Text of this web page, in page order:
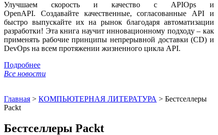
Улучшаем скорость и качество с APIOps и
OpenAPI. Создавайте качественные, согласованные API и
быстро выпускайте их на рынок благодаря автоматизации
разработки! Эта книга научит инновационному подходу – как
применять рабочие принципы непрерывной доставки (CD) и
DevOps на всем протяжении жизненного цикла API.
Подробнее
Все новости
Главная > КОМПЬЮТЕРНАЯ ЛИТЕРАТУРА > Бестселлеры
Packt
Бестселлеры Packt